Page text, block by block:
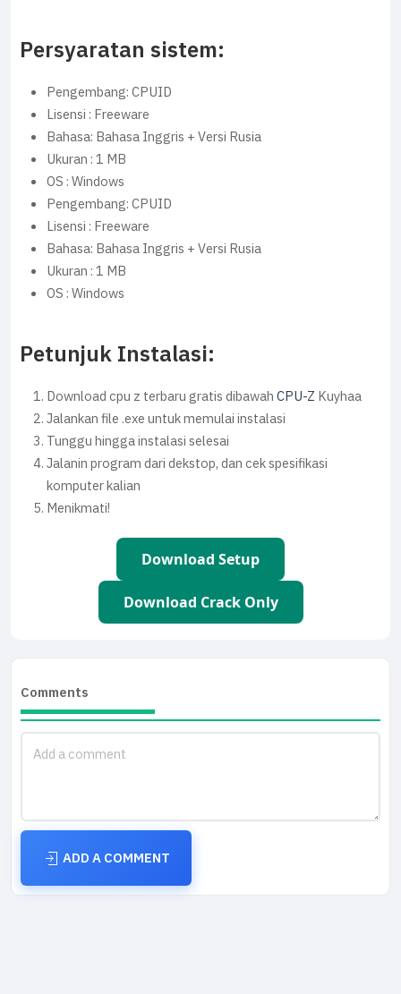
Persyaratan sistem:
Pengembang: CPUID
Lisensi : Freeware
Bahasa: Bahasa Inggris + Versi Rusia
Ukuran : 1 MB
OS : Windows
Pengembang: CPUID
Lisensi : Freeware
Bahasa: Bahasa Inggris + Versi Rusia
Ukuran : 1 MB
OS : Windows
Petunjuk Instalasi:
Download cpu z terbaru gratis dibawahCPU-Z Kuyhaa
Jalankan file .exe untuk memulai instalasi
Tunggu hingga instalasi selesai
Jalanin program dari dekstop, dan cek spesifikasi
komputer kalian
Menikmati!
Download Setup
Download Crack Only
Comments
ADD A COMMENT